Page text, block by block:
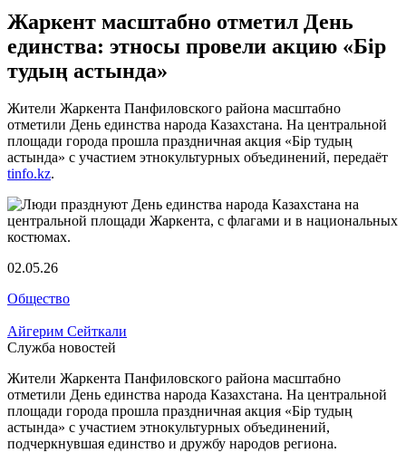
Жаркент масштабно отметил День
единства: этносы провели акцию «Бір
тудың астында»
Жители Жаркента Панфиловского района масштабно
отметили День единства народа Казахстана. На центральной
площади города прошла праздничная акция «Бір тудың
астында» с участием этнокультурных объединений, передаёт
tinfo.kz.
02.05.26
Общество
Айгерим Сейткали
Служба новостей
Жители Жаркента Панфиловского района масштабно
отметили День единства народа Казахстана. На центральной
площади города прошла праздничная акция «Бір тудың
астында» с участием этнокультурных объединений,
подчеркнувшая единство и дружбу народов региона.